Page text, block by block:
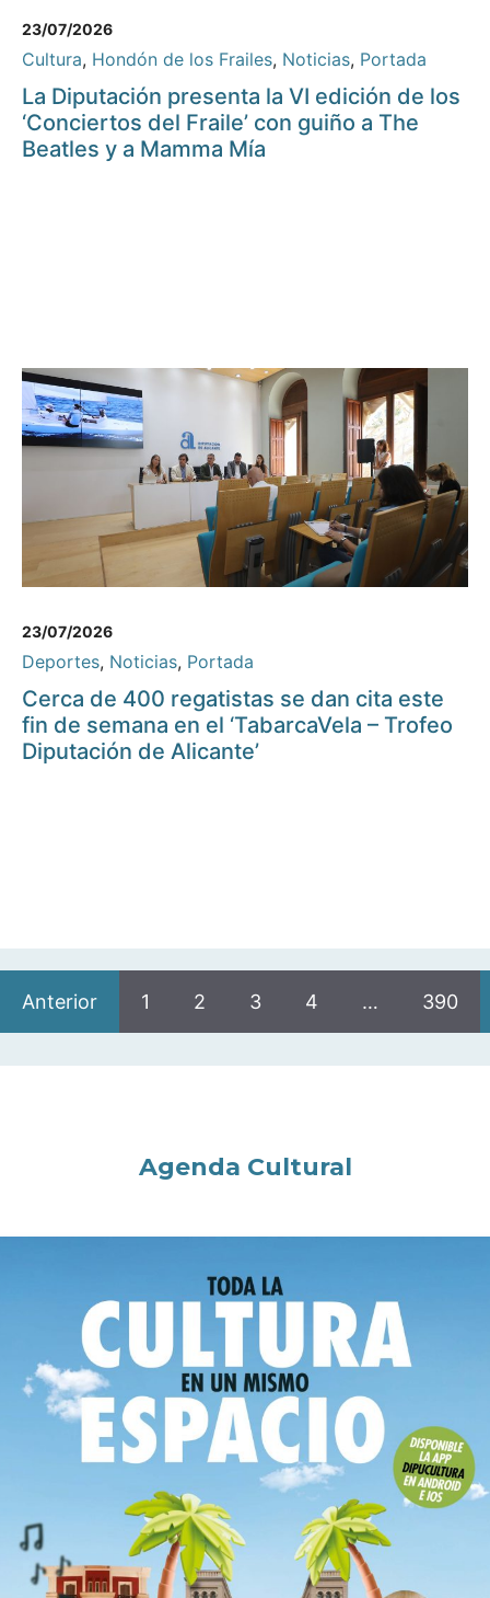
23/07/2026
Cultura, Hondón de los Frailes, Noticias, Portada
La Diputación presenta la VI edición de los
‘Conciertos del Fraile’ con guiño a The
Beatles y a Mamma Mía
23/07/2026
Deportes, Noticias, Portada
Cerca de 400 regatistas se dan cita este
fin de semana en el ‘TabarcaVela – Trofeo
Diputación de Alicante’
Anterior 1 2 3 4 … 390
Agenda Cultural